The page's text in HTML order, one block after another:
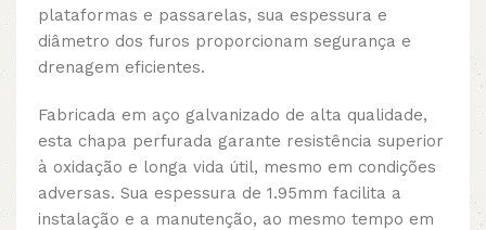
plataformas e passarelas, sua espessura e
diâmetro dos furos proporcionam segurança e
drenagem eficientes.
Fabricada em aço galvanizado de alta qualidade,
esta chapa perfurada garante resistência superior
à oxidação e longa vida útil, mesmo em condições
adversas. Sua espessura de 1.95mm facilita a
instalação e a manutenção, ao mesmo tempo em